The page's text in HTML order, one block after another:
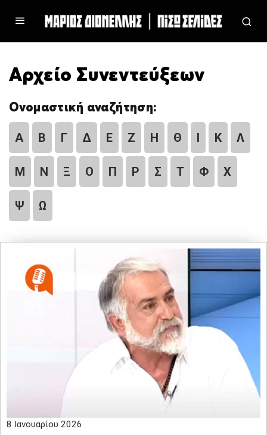
Αρχείο Συνεντεύξεων
Ονομαστική αναζήτηση:
Α Β Γ Δ Ε Ζ Η Θ Ι Κ Λ
Μ Ν Ξ Ο Π Ρ Σ Τ Φ Χ
Ψ Ω
8 Ιανουαρίου 2026